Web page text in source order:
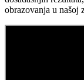
obrazovanja u našoj